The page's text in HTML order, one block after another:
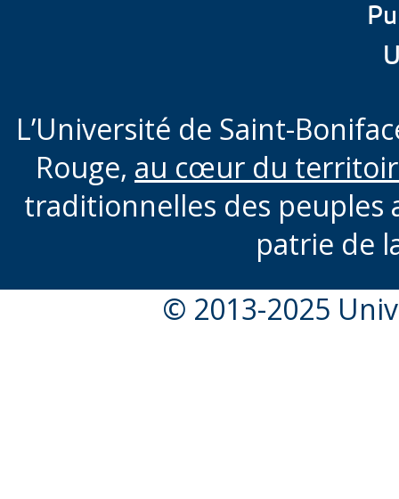
L’Université de Saint-
Rouge, au cœur du
traditionnelles des peuples
patrie de
© 2013-2025